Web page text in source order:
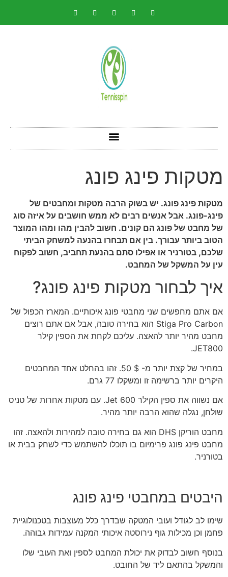
מטקות פינג פונג
מטקות פינג פונג. יש בשוק הרבה מטקות ומחבטים של
פינג-פונג. אבל אנשים רבים לא ממש חושבים על איזה סוג
של מחבט של פונג הם קונים. חשוב להבין מהו ומהו המוצר
הטוב ביותר עבורך. בין אם תבחרו בהנעה למשחק הביתי
שלכם, בטורניר או אפילו סתם בהנעת תחביב, חשוב לפקוח
עין על המשקל של המחבט.
איך לבחור מטקות פינג פונג?
אם אתם מחפשים שני מחבטי פונג איכותיים. המארז הכפול של
Stiga Pro Carbon הוא בחירה טובה, אבל אם אתם רוצים
מחבט מהיר יותר להאצה. עליכם לקחת את הספין קילר
JET800.
במחיר של קצת יותר מ- $ 50. זהו בהחלט אחד המחבטים
היקרים יותר ברשימה זו ומשקלו 77 גרם.
אם נשווה את ספין הקילר Jet 600. עם מטקות אחרות של טניס
שולחן, נגלה שהוא הרבה יותר מהיר.
מחבט הוריקן DHS הוא גם בחירה טובה למהירות ולהאצה. זהו
מחבט פינג פונג פרימיום בו תוכלו להשתמש כדי לשחק בבית או
בטורניר.
היבטים במחבטי פינג פונג
שימו לב לגודל ועובי המטקה שבדרך כלל מעוצבות בטכנולוגיית
פחמן וכן מכילות גוף נירוסטה איכותי המקנה עמידות גבוהה.
בנוסף חשוב לבדוק את יכולת המחבט לספין ואת העובי שלו
והמשקל בהתאם ליד של החובט.